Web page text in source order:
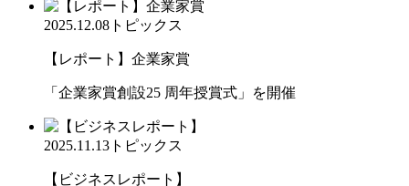
2025.12.08 トピックス
【レポート】企業家賞
「企業家賞創設25 周年授賞式」を開催
2025.11.13 トピックス
【ビジネスレポート】